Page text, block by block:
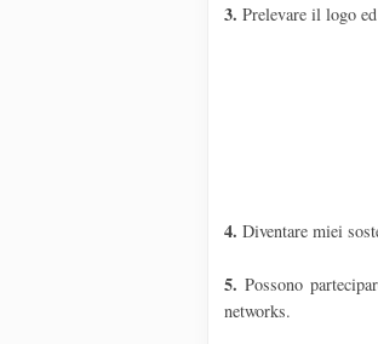
3. Prelevare il logo
4. Diventare miei
5. Possono
networks.